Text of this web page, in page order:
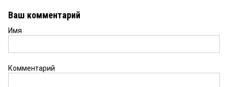
Ваш комментарий
Имя
Комментарий